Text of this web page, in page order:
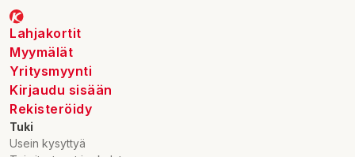
Lahjakortit
Myymälät
Yritysmyynti
Kirjaudu sisään
Rekisteröidy
Tuki
Usein kysyttyä